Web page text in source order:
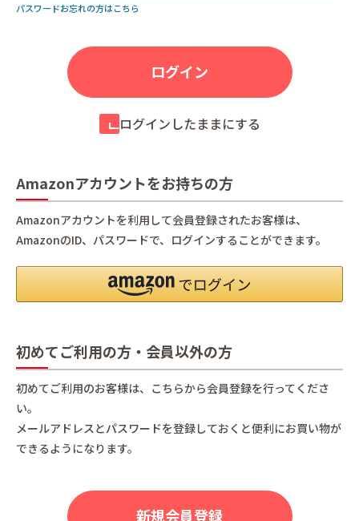
パスワードお忘れの方はこちら
ログインしたままにする
Amazonアカウントをお持ちの方
Amazonアカウントを利用して会員登録されたお客様は、
AmazonのID、パスワードで、ログインすることができます。
初めてご利用の方・会員以外の方
初めてご利用のお客様は、こちらから会員登録を行ってくださ
い。
メールアドレスとパスワードを登録しておくと便利にお買い物が
できるようになります。